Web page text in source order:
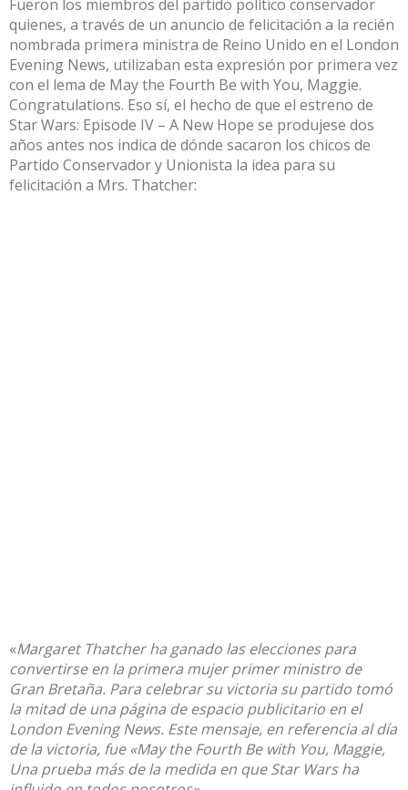
Fueron los miembros del partido político conservador
quienes, a través de un anuncio de felicitación a la recién
nombrada primera ministra de Reino Unido en el London
Evening News, utilizaban esta expresión por primera vez
con el lema de May the Fourth Be with You, Maggie.
Congratulations. Eso sí, el hecho de que el estreno de
Star Wars: Episode IV – A New Hope se produjese dos
años antes nos indica de dónde sacaron los chicos de
Partido Conservador y Unionista la idea para su
felicitación a Mrs. Thatcher:
«Margaret Thatcher ha ganado las elecciones para
convertirse en la primera mujer primer ministro de
Gran Bretaña. Para celebrar su victoria su partido tomó
la mitad de una página de espacio publicitario en el
London Evening News. Este mensaje, en referencia al día
de la victoria, fue «May the Fourth Be with You, Maggie,
Una prueba más de la medida en que Star Wars ha